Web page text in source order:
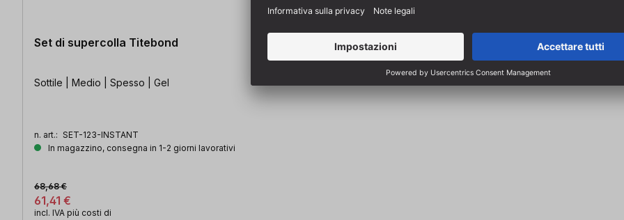
Set di supercolla Titebond
Sottile | Medio | Spesso | Gel
n. art.: SET-123-INSTANT
In magazzino, consegna in 1-2 giorni lavorativi
61,41 €
68,68 €
incl. IVA più costi di